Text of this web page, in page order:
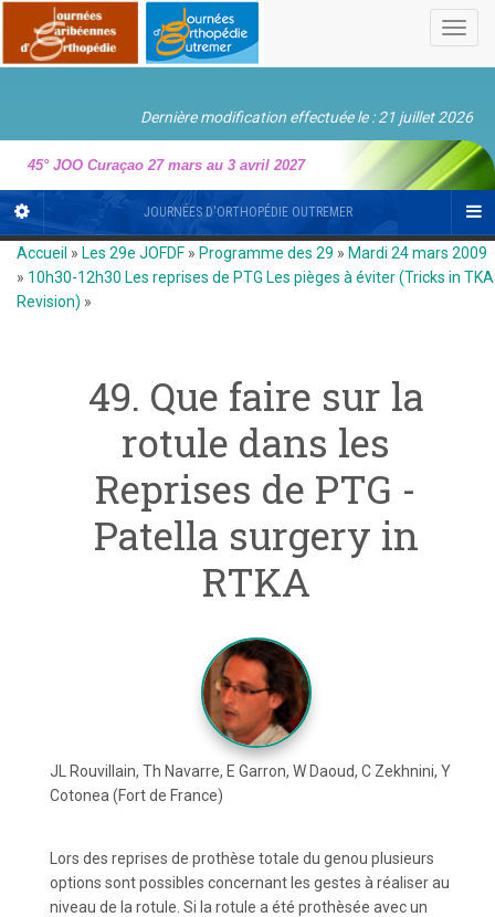
Dernière modification effectuée le : 21 juillet 2026
45° JOO Curaçao 27 mars au 3 avril 2027
JOURNÉES D'ORTHOPÉDIE OUTREMER
Accueil » Les 29e JOFDF » Programme des 29 » Mardi 24 mars 2009
» 10h30-12h30 Les reprises de PTG Les pièges à éviter (Tricks in TKA
Revision) »
49. Que faire sur la
rotule dans les
Reprises de PTG -
Patella surgery in
RTKA
JL Rouvillain, Th Navarre, E Garron, W Daoud, C Zekhnini, Y
Cotonea (Fort de France)
Lors des reprises de prothèse totale du genou plusieurs
options sont possibles concernant les gestes à réaliser au
niveau de la rotule. Si la rotule a été prothèsée avec un